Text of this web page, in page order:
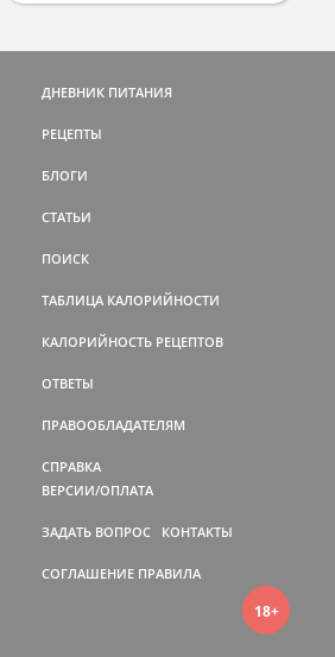
ДНЕВНИК ПИТАНИЯ
РЕЦЕПТЫ
БЛОГИ
СТАТЬИ
ПОИСК
ТАБЛИЦА КАЛОРИЙНОСТИ
КАЛОРИЙНОСТЬ РЕЦЕПТОВ
ОТВЕТЫ
ПРАВООБЛАДАТЕЛЯМ
СПРАВКА
ВЕРСИИ/ОПЛАТА
ЗАДАТЬ ВОПРОС КОНТАКТЫ
СОГЛАШЕНИЕ ПРАВИЛА
18+